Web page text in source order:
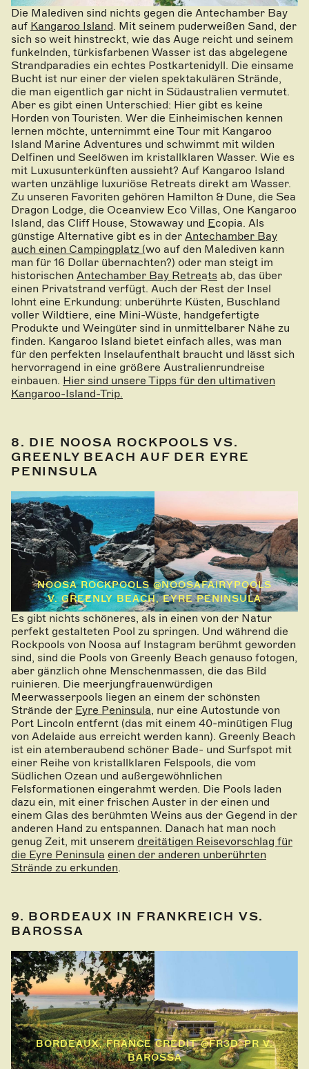
Die Malediven sind nichts gegen die Antechamber Bay
auf Kangaroo Island. Mit seinem puderweißen Sand, der
sich so weit hinstreckt, wie das Auge reicht und seinem
funkelnden, türkisfarbenen Wasser ist das abgelegene
Strandparadies ein echtes Postkartenidyll. Die einsame
Bucht ist nur einer der vielen spektakulären Strände,
die man eigentlich gar nicht in Südaustralien vermutet.
Aber es gibt einen Unterschied: Hier gibt es keine
Horden von Touristen. Wer die Einheimischen kennen
lernen möchte, unternimmt eine Tour mit Kangaroo
Island Marine Adventures und schwimmt mit wilden
Delfinen und Seelöwen im kristallklaren Wasser. Wie es
mit Luxusunterkünften aussieht? Auf Kangaroo Island
warten unzählige luxuriöse Retreats direkt am Wasser.
Zu unseren Favoriten gehören Hamilton & Dune, die Sea
Dragon Lodge, die Oceanview Eco Villas, One Kangaroo
Island, das Cliff House, Stowaway und Ecopia. Als
günstige Alternative gibt es in der Antechamber Bay
auch einen Campingplatz (wo auf den Malediven kann
man für 16 Dollar übernachten?) oder man steigt im
historischen Antechamber Bay Retreats ab, das über
einen Privatstrand verfügt. Auch der Rest der Insel
lohnt eine Erkundung: unberührte Küsten, Buschland
voller Wildtiere, eine Mini-Wüste, handgefertigte
Produkte und Weingüter sind in unmittelbarer Nähe zu
finden. Kangaroo Island bietet einfach alles, was man
für den perfekten Inselaufenthalt braucht und lässt sich
hervorragend in eine größere Australienrundreise
einbauen. Hier sind unsere Tipps für den ultimativen
Kangaroo-Island-Trip.
8. DIE NOOSA ROCKPOOLS VS.
GREENLY BEACH AUF DER EYRE
PENINSULA
NOOSA ROCKPOOLS @NOOSAFAIRYPOOLS
V. GREENLY BEACH, EYRE PENINSULA
Es gibt nichts schöneres, als in einen von der Natur
perfekt gestalteten Pool zu springen. Und während die
Rockpools von Noosa auf Instagram berühmt geworden
sind, sind die Pools von Greenly Beach genauso fotogen,
aber gänzlich ohne Menschenmassen, die das Bild
ruinieren. Die meerjungfrauenwürdigen
Meerwasserpools liegen an einem der schönsten
Strände der Eyre Peninsula , nur eine Autostunde von
Port Lincoln entfernt (das mit einem 40-minütigen Flug
von Adelaide aus erreicht werden kann). Greenly Beach
ist ein atemberaubend schöner Bade- und Surfspot mit
einer Reihe von kristallklaren Felspools, die vom
Südlichen Ozean und außergewöhnlichen
Felsformationen eingerahmt werden. Die Pools laden
dazu ein, mit einer frischen Auster in der einen und
einem Glas des berühmten Weins aus der Gegend in der
anderen Hand zu entspannen. Danach hat man noch
genug Zeit, mit unserem dreitätigen Reisevorschlag für
die Eyre Peninsula einen der anderen unberührten
Strände zu erkunden
9. BORDEAUX IN FRANKREICH VS.
BAROSSA
BORDEAUX, FRANCE CREDIT @FR3D_PR V.
BAROSSA